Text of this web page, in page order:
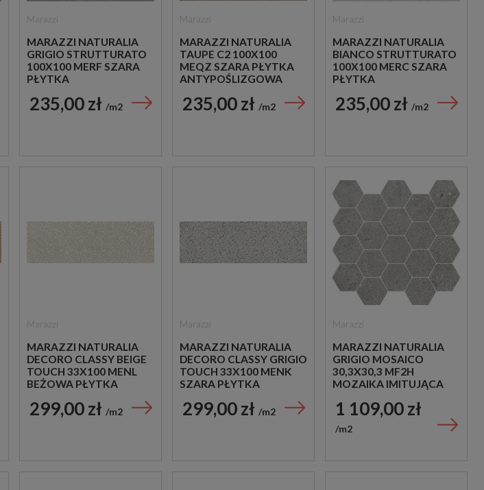
MARAZZI NATURALIA
GRIGIO STRUTTURATO
100X100 MERF SZARA
PŁYTKA
IMITUJĄCA KAMIEŃ
235,00 zł m2
MARAZZI NATURALIA
TAUPE C2 100X100
MEQZ SZARA PŁYTKA
ANTYPOŚLIZGOWA
235,00 zł m2
MARAZZI NATURALIA
BIANCO STRUTTURATO
100X100 MERC SZARA
PŁYTKA
IMITUJĄCA KAMIEŃ
235,00 zł m2
MARAZZI NATURALIA
DECORO CLASSY BEIGE
TOUCH 33X100 MENL
BEŻOWA PŁYTKA
299,00 zł m2
MARAZZI NATURALIA
DECORO CLASSY GRIGIO
TOUCH 33X100 MENK
SZARA PŁYTKA
299,00 zł m2
MARAZZI NATURALIA
GRIGIO MOSAICO
30,3X30,3 MF2H
MOZAIKA IMITUJĄCA
KOLORZE
1 109,00 zł
m2